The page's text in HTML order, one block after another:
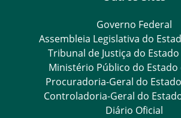
Governo Federal
Assembleia Legislativa do
Tribunal de Justiça do
Ministério Público do Estado
Procuradoria-Geral do
Controladoria-Geral do
Diário Oficial